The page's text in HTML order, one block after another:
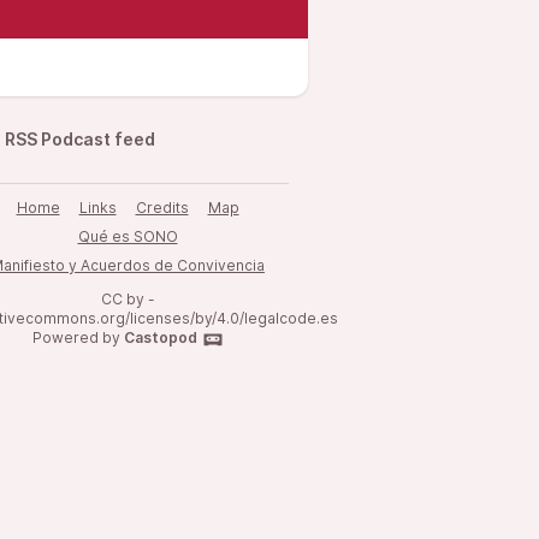
RSS Podcast feed
Home Links Credits
Map
Qué es SONO
y Acuerdos de Convivencia
CC by -
licenses/by/4.0/legalcode.es
Powered by Castopod